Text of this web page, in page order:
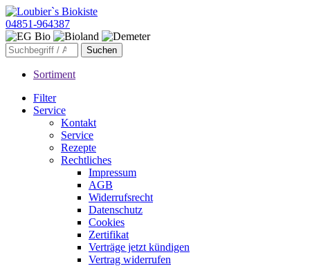
04851-964387
Sortiment
Filter
Service
Kontakt
Service
Rezepte
Rechtliches
Impressum
AGB
Widerrufsrecht
Datenschutz
Cookies
Zertifikat
Verträge jetzt kündigen
Vertrag widerrufen